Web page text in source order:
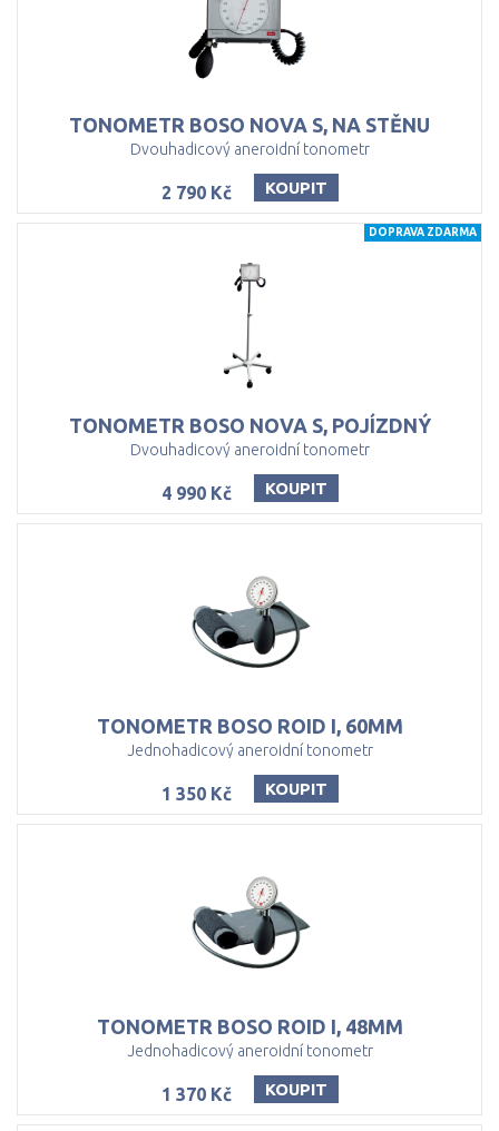
TONOMETR BOSO NOVA S, NA STĚNU
Dvouhadicový aneroidní tonometr
2 790 Kč KOUPIT
TONOMETR BOSO NOVA S, POJÍZDNÝ
Dvouhadicový aneroidní tonometr
4 990 Kč KOUPIT
DOPRAVA ZDARMA
TONOMETR BOSO ROID I, 60MM
Jednohadicový aneroidní tonometr
1 350 Kč KOUPIT
TONOMETR BOSO ROID I, 48MM
Jednohadicový aneroidní tonometr
1 370 Kč KOUPIT